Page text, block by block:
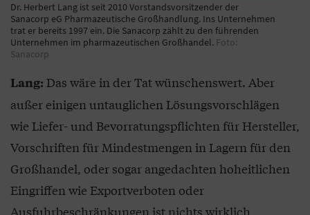
Dr. Herbert Lang ist seit 2010 Vorstandsvorsitzender der
Sanacorp eG Pharmazeutische Großhandlung. Ins Unternehmen
trat er bereits 1997 ein. Die Sanacorp zählt zu den führenden
Unternehmen im pharmazeutischen Großhandel. Foto:
Sanacorp
Lang: Das wäre in der Tat wünschenswert. Aber
außer einigen untauglichen Lösungsvorschlägen
wie Liefer- und Bevorratungspflichten für Hersteller,
Vorschriften für Mindestmengen in Lagern für den
Großhandel, oder sogar angedachten hoheitlichen
Eingriffen wie Exportverboten oder
Ausfuhrbeschränkungen ist nichts wirklich